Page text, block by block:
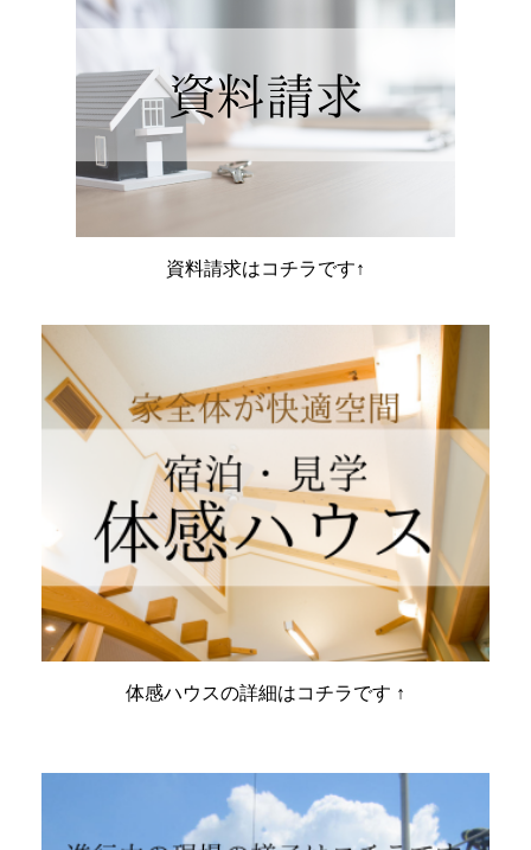
資料請求はコチラです↑
体感ハウスの詳細はコチラです ↑